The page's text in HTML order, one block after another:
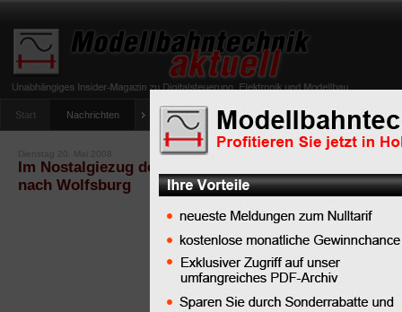
Start Nachrichten Tipps Newsletter Archiv Magazin
umfrage-viessmann-multiprotokoll-lichtdecoder
Dienstag 20. Mai 2008
Im Nostalgiezug des Eisenbahnmuseums
nach Wolfsburg